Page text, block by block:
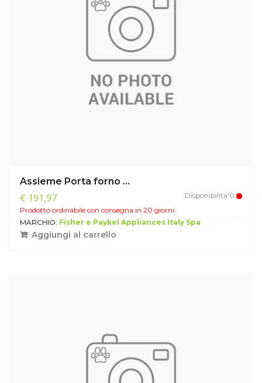
Assieme Porta forno ...
€ 191,97
Disponibilita'0
Prodotto ordinabile con consegna in 20 giorni.
MARCHIO: Fisher e Paykel Appliances Italy Spa
Aggiungi al carrello